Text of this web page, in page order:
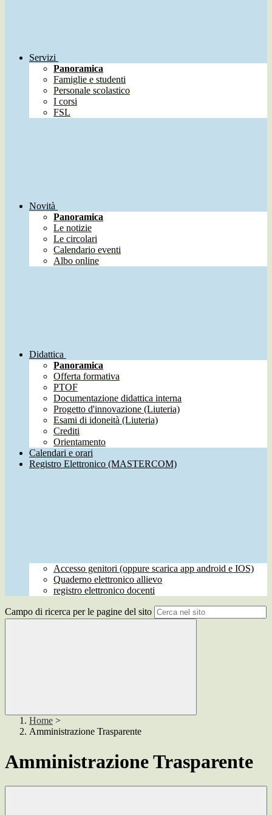
Servizi
Panoramica
Famiglie e studenti
Personale scolastico
I corsi
FSL
Novità
Panoramica
Le notizie
Le circolari
Calendario eventi
Albo online
Didattica
Panoramica
Offerta formativa
PTOF
Documentazione didattica interna
Progetto d'innovazione (Liuteria)
Esami di idoneità (Liuteria)
Crediti
Orientamento
Calendari e orari
Registro Elettronico (MASTERCOM)
Accesso genitori (oppure scarica app android e IOS)
Quaderno elettronico allievo
registro elettronico docenti
Campo di ricerca per le pagine del sito
Home >
Amministrazione Trasparente
Amministrazione Trasparente